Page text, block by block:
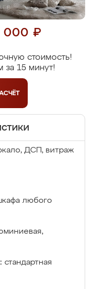
000 ₽
стоимость!
за 15 минут!
ДСП, витраж
любого
стандартная